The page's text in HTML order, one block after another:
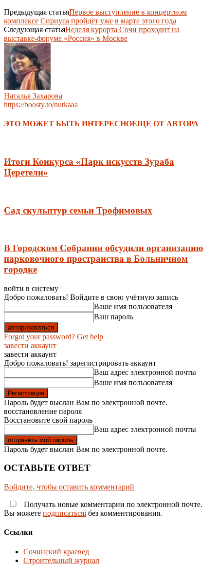
Предыдущая статьяПервое выступление в концертном
комплексе Сириуса пройдёт уже в марте этого года
Следующая статьяНеделя курорта Сочи проходит на
выставке-форуме «Россия» в Москве
Наталья Захарова
https://boosty.to/nutkaaa
ЭТО МОЖЕТ БЫТЬ ИНТЕРЕСНОЕЩЕ ОТ АВТОРА
Итоги Конкурса «Парк искусств Зураба
Церетели»
Сад скульптур семьи Трофимовых
В Городском Собрании обсудили организацию
парковочного пространства в Больничном
городке
войти в систему
Добро пожаловать! Войдите в свою учётную запись
Ваше имя пользователя
Ваш пароль
Forgot your password? Get help
завести аккаунт
завести аккаунт
Добро пожаловать! зарегистрировать аккаунт
Ваш адрес электронной почты
Ваше имя пользователя
Пароль будет выслан Вам по электронной почте.
восстановление пароля
Восстановите свой пароль
Ваш адрес электронной почты
Пароль будет выслан Вам по электронной почте.
ОСТАВЬТЕ ОТВЕТ
Войдите, чтобы оставить комментарий
Получать новые комментарии по электронной почте.
Вы можете подписатьсяi без комментирования.
Ссылки
Сочинский краевед
Строительный журнал